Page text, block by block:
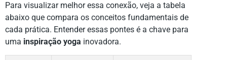
Para visualizar melhor essa conexão, veja a tabela
abaixo que compara os conceitos fundamentais de
cada prática. Entender essas pontes é a chave para
uma inspiração yoga inovadora.